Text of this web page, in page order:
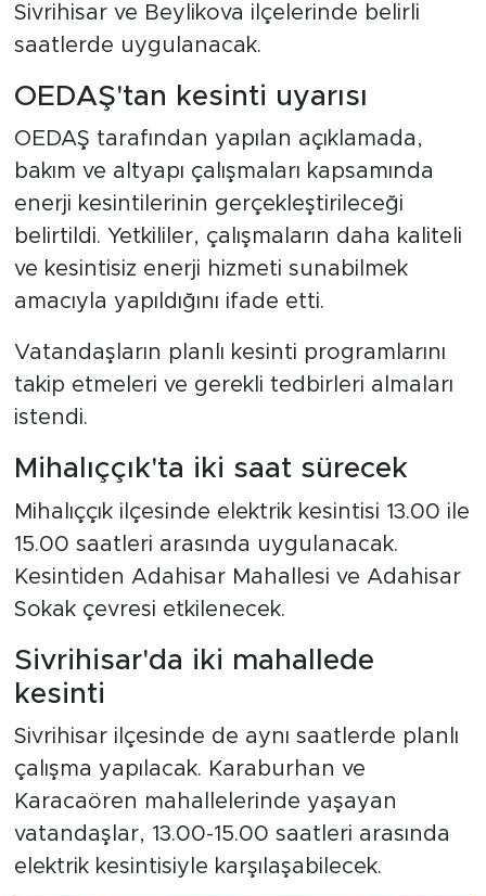
Sivrihisar ve Beylikova ilçelerinde belirli
saatlerde uygulanacak.
OEDAŞ'tan kesinti uyarısı
OEDAŞ tarafından yapılan açıklamada,
bakım ve altyapı çalışmaları kapsamında
enerji kesintilerinin gerçekleştirileceği
belirtildi. Yetkililer, çalışmaların daha kaliteli
ve kesintisiz enerji hizmeti sunabilmek
amacıyla yapıldığını ifade etti.
Vatandaşların planlı kesinti programlarını
takip etmeleri ve gerekli tedbirleri almaları
istendi.
Mihalıççık'ta iki saat sürecek
Mihalıççık ilçesinde elektrik kesintisi 13.00 ile
15.00 saatleri arasında uygulanacak.
Kesintiden Adahisar Mahallesi ve Adahisar
Sokak çevresi etkilenecek.
Sivrihisar'da iki mahallede
kesinti
Sivrihisar ilçesinde de aynı saatlerde planlı
çalışma yapılacak. Karaburhan ve
Karacaören mahallelerinde yaşayan
vatandaşlar, 13.00-15.00 saatleri arasında
elektrik kesintisiyle karşılaşabilecek.